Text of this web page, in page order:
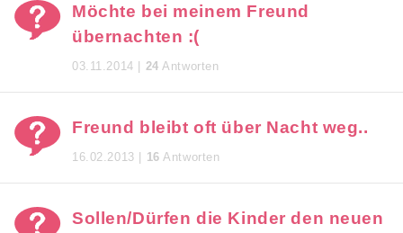
Möchte bei meinem Freund
übernachten :(
03.11.2014 | 24 Antworten
Freund bleibt oft über Nacht weg..
16.02.2013 | 16 Antworten
Sollen/Dürfen die Kinder den neuen